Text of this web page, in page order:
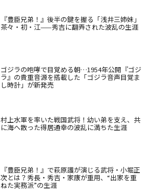
『豊臣兄弟！』後半の鍵を握る「浅井三姉妹」
茶々・初・江——秀吉に翻弄された波乱の生涯
ゴジラの咆哮で目覚める朝…1954年公開『ゴジ
ラ』の貴重音源を搭載した「ゴジラ音声目覚ま
し時計」が新発売
村上水軍を率いた戦国武将！幼い弟を支え、共
に海へ散った得居通幸の波乱に満ちた生涯
『豊臣兄弟！』で萩原護が演じる武将・小堀正
次とは？秀長・秀吉・家康が重用、“出家を重
ねた実務派”の生涯